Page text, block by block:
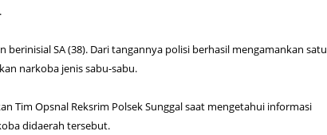
berinisial SA (38). Dari tangannya polisi berhasil mengamankan satu
narkoba jenis sabu-sabu.
Tim Opsnal Reksrim Polsek Sunggal saat mengetahui informasi
didaerah tersebut.